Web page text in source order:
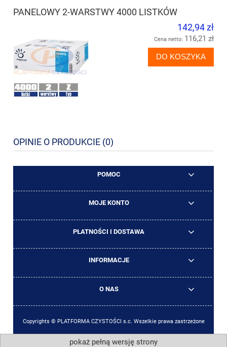
PANELOWY 2-WARSTWY 4000 LISTKÓW
142,94 zł
Cena netto: 116,21 zł
DO KOSZYKA
OPINIE O PRODUKCIE (0)
POMOC
MOJE KONTO
PŁATNOŚCI I DOSTAWA
INFORMACJE
O NAS
Copyrights © PLATFORMA CZYSTOŚCI s.c. Wszelkie prawa zastrzeżone
pokaż pełną wersję strony